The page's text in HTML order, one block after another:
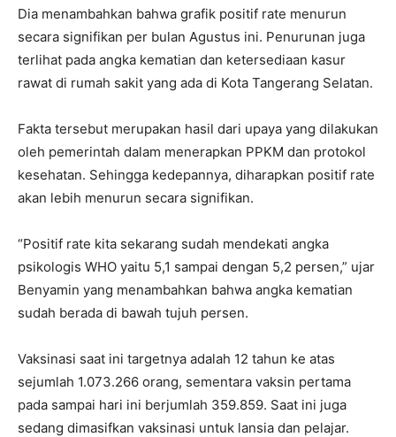
Dia menambahkan bahwa grafik positif rate menurun
secara signifikan per bulan Agustus ini. Penurunan juga
terlihat pada angka kematian dan ketersediaan kasur
rawat di rumah sakit yang ada di Kota Tangerang Selatan.
Fakta tersebut merupakan hasil dari upaya yang dilakukan
oleh pemerintah dalam menerapkan PPKM dan protokol
kesehatan. Sehingga kedepannya, diharapkan positif rate
akan lebih menurun secara signifikan.
“Positif rate kita sekarang sudah mendekati angka
psikologis WHO yaitu 5,1 sampai dengan 5,2 persen,” ujar
Benyamin yang menambahkan bahwa angka kematian
sudah berada di bawah tujuh persen.
Vaksinasi saat ini targetnya adalah 12 tahun ke atas
sejumlah 1.073.266 orang, sementara vaksin pertama
pada sampai hari ini berjumlah 359.859. Saat ini juga
sedang dimasifkan vaksinasi untuk lansia dan pelajar.